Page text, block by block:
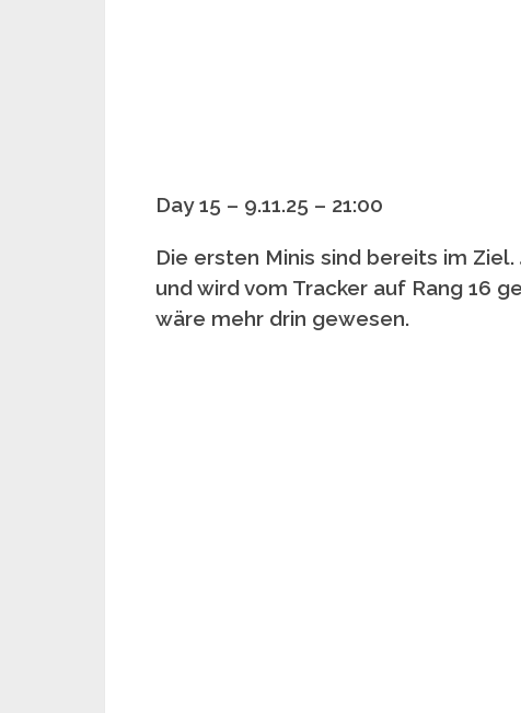
Day 15 – 9.11.25 – 21:00
Die ersten Minis sind bereits im Ziel.
und wird vom Tracker auf Rang 16
wäre mehr drin gewesen.